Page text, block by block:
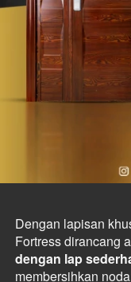
Dengan lapisan
Fortress dirancang
dengan lap
membersihkan